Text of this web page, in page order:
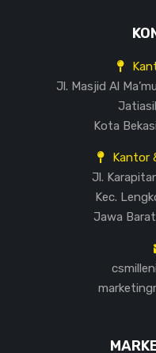
Jl. Masjid Al
Kota
Kantor
Jl.
Kec.
Jawa